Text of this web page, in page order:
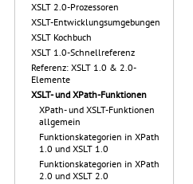
XSLT 2.0-Prozessoren
XSLT-Entwicklungsumgebungen
XSLT Kochbuch
XSLT 1.0-Schnellreferenz
Referenz: XSLT 1.0 & 2.0-
Elemente
XSLT- und XPath-Funktionen
XPath- und XSLT-Funktionen
allgemein
Funktionskategorien in XPath
1.0 und XSLT 1.0
Funktionskategorien in XPath
2.0 und XSLT 2.0